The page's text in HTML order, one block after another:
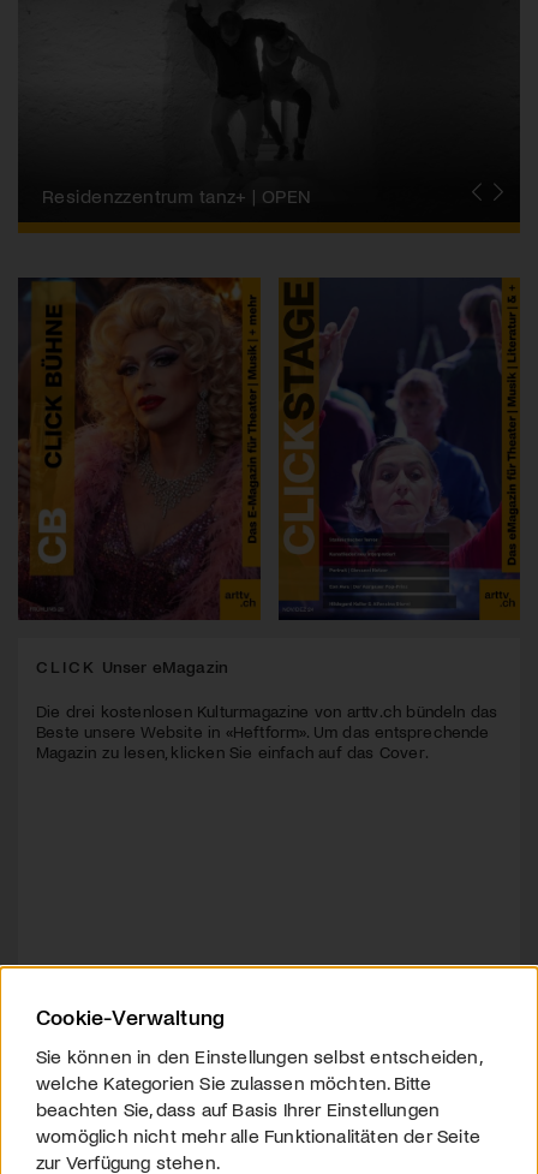
Migros-Kulturprozent | Tanzfestival Steps
Residenzzentrum tanz+ | OPEN
Tanzszene Schweiz
CLICK Unser eMagazin
Die drei kostenlosen Kulturmagazine von arttv.ch bündeln das
Beste unsere Website in «Heftform». Um das entsprechende
Magazin zu lesen, klicken Sie einfach auf das Cover.
Cookie-Verwaltung
Sie können in den Einstellungen selbst entscheiden,
welche Kategorien Sie zulassen möchten. Bitte
beachten Sie, dass auf Basis Ihrer Einstellungen
womöglich nicht mehr alle Funktionalitäten der Seite
zur Verfügung stehen.